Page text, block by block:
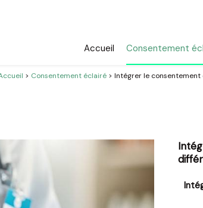
Accueil Consentement
> Consentement éclairé > Intégrer le